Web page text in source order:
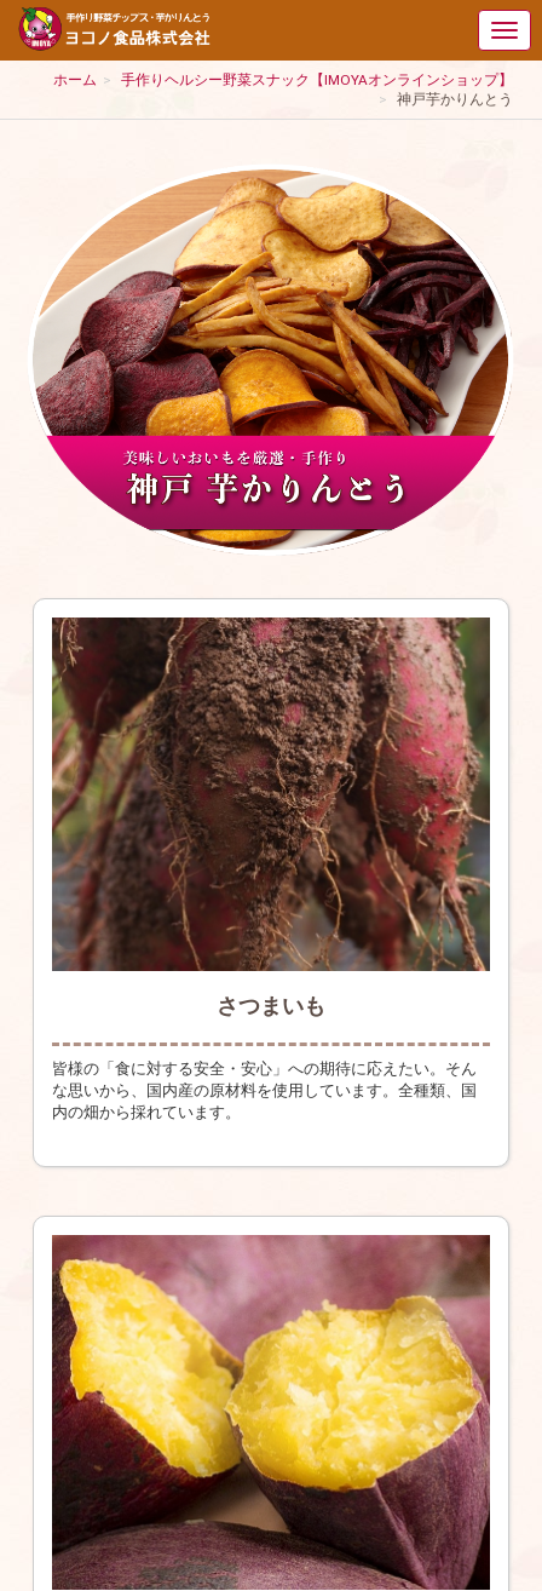
ホーム
手作りヘルシー野菜スナック【IMOYAオンラインショップ】
神戸芋かりんとう
さつまいも
皆様の「食に対する安全・安心」への期待に応えたい。そん
な思いから、国内産の原材料を使用しています。全種類、国
内の畑から採れています。